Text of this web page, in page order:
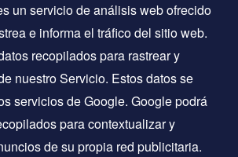
un servicio de análisis web ofrecido
e informa el tráfico del sitio web.
recopilados para rastrear y
nuestro Servicio. Estos datos se
servicios de Google. Google podrá
para contextualizar y
de su propia red publicitaria.